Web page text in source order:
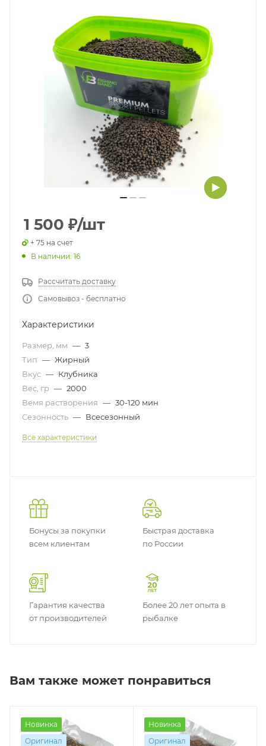
1 500 ₽/шт
+ 75 на счет
В наличии: 16
Рассчитать доставку
Самовывоз - бесплатно
Характеристики
Размер, мм — 3
Тип — Жирный
Вкус — Клубника
Вес, гр — 2000
Вемя растворения — 30-120 мин
Сезонность — Всесезонный
Все характеристики
Бонусы за покупки
всем клиентам
Быстрая доставка
по России
Гарантия качества
от производителей
Более 20 лет опыта в
рыбалке
Вам также может понравиться
Новинка
Оригинал
Новинка
Оригинал